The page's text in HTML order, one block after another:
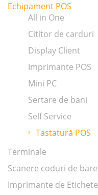
Echipament POS
All in One
Cititor de carduri
Display Client
Imprimante POS
Mini PC
Sertare de bani
Self Service
Tastatură POS
Terminale
Scanere coduri de bare
Imprimante de Etichete